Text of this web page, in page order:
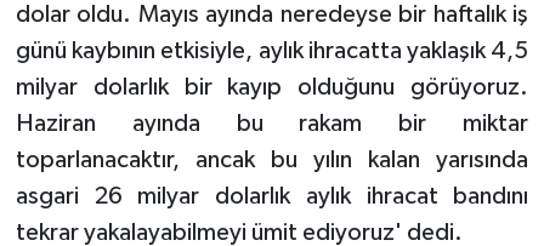
dolar oldu. Mayıs ayında neredeyse bir haftalık iş
günü kaybının etkisiyle, aylık ihracatta yaklaşık 4,5
milyar dolarlık bir kayıp olduğunu görüyoruz.
Haziran ayında bu rakam bir miktar
toparlanacaktır, ancak bu yılın kalan yarısında
asgari 26 milyar dolarlık aylık ihracat bandını
tekrar yakalayabilmeyi ümit ediyoruz' dedi.